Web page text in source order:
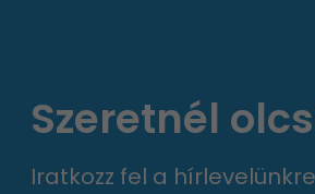
Szeretnél
Iratkozz fel a